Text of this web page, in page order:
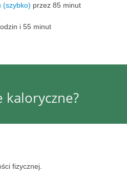
(szybko) przez 85 minut
i 55 minut
kaloryczne?
fizycznej.